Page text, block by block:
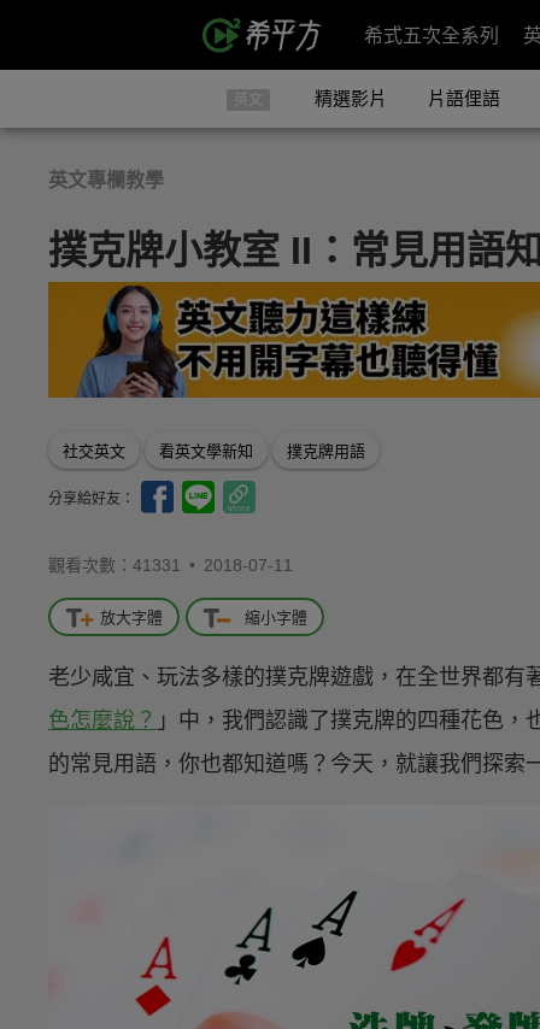
希式五次全系列
英文 精選影片 片語俚語
英文專欄教學
撲克牌小教室 II：常見用語
社交英文 看英文學新知 撲克牌用語
分享給好友：
觀看次數：41331 • 2018-07-11
放大字體 縮小字體
老少咸宜、玩法多樣的撲克牌遊戲，在全世界都有
色怎麼說？ 」中，我們認識了撲克牌的四種花色
的常見用語，你也都知道嗎？今天，就讓我們探索